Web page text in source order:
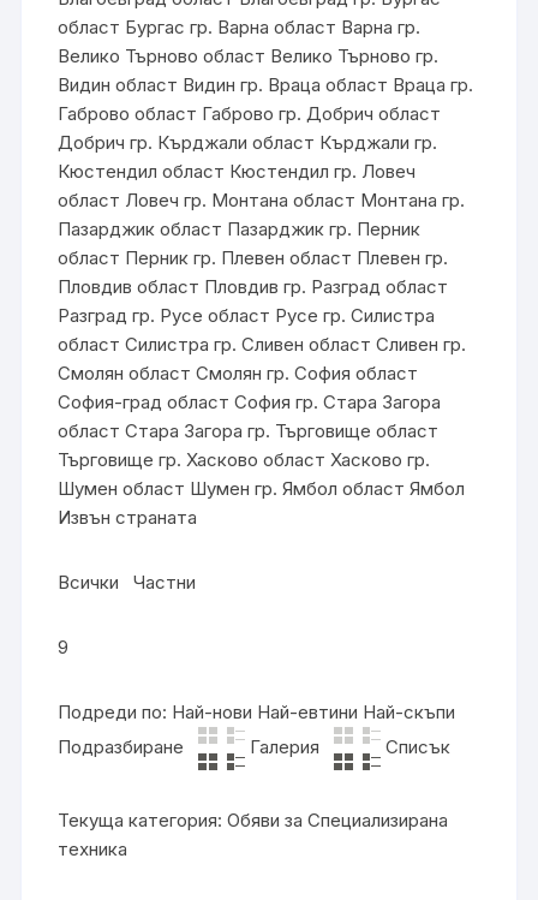
област Бургас гр. Варна област Варна гр.
Велико Търново област Велико Търново гр.
Видин област Видин гр. Враца област Враца гр.
Габрово област Габрово гр. Добрич област
Добрич гр. Кърджали област Кърджали гр.
Кюстендил област Кюстендил гр. Ловеч
област Ловеч гр. Монтана област Монтана гр.
Пазарджик област Пазарджик гр. Перник
област Перник гр. Плевен област Плевен гр.
Пловдив област Пловдив гр. Разград област
Разград гр. Русе област Русе гр. Силистра
област Силистра гр. Сливен област Сливен гр.
Смолян област Смолян гр. София област
София-град област София гр. Стара Загора
област Стара Загора гр. Търговище област
Търговище гр. Хасково област Хасково гр.
Шумен област Шумен гр. Ямбол област Ямбол
Извън страната
Всички Частни
9
Подреди по: Най-нови Най-евтини Най-скъпи
Подразбиране
Галерия Списък
Текуща категория: Обяви за Специализирана
техника